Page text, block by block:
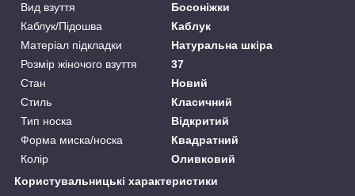
Вид взуття
Босоніжки
Каблук/Підошва
Каблук
Матеріал підкладки
Натуральна шкіра
Розмір жіночого взуття
37
Стан
Новий
Стиль
Класичний
Тип носка
Відкритий
Форма миска/носка
Квадратний
Колір
Оливковий
Користувальницькі характеристики